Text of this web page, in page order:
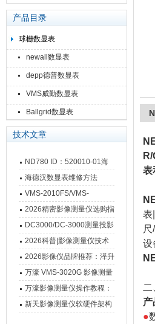
产品目录
球栅数显表
newall数显表
depp德普数显表
VMS威勤数显表
Ballgrid数显表
技术文章
ND780 ID：520010-01海
德汉数显表故障维修内容
海德汉数显表维修方法
VMS-2010FS/VMS-
3020FS/VMS-4030FS手动
影像测量仪技术参数
2026精密影像测量仪选购指
南 靠谱品牌一站式选型推荐
DC3000/DC-3000测量投影
仪万濠数据处理器数显表故
障维修方法
2026科普|影像测量仪技术
原理、分类及选型应用
2026影像仪品牌推荐：泽升
影像测量仪选型指南
万濠 VMS-3020G 影像测量
仪技术规格与应用解析
万濠影像测量仪操作教程：
从开机到出报告，新手也能
新天影像测量仪软硬件架构
表
表
设
二
产
●